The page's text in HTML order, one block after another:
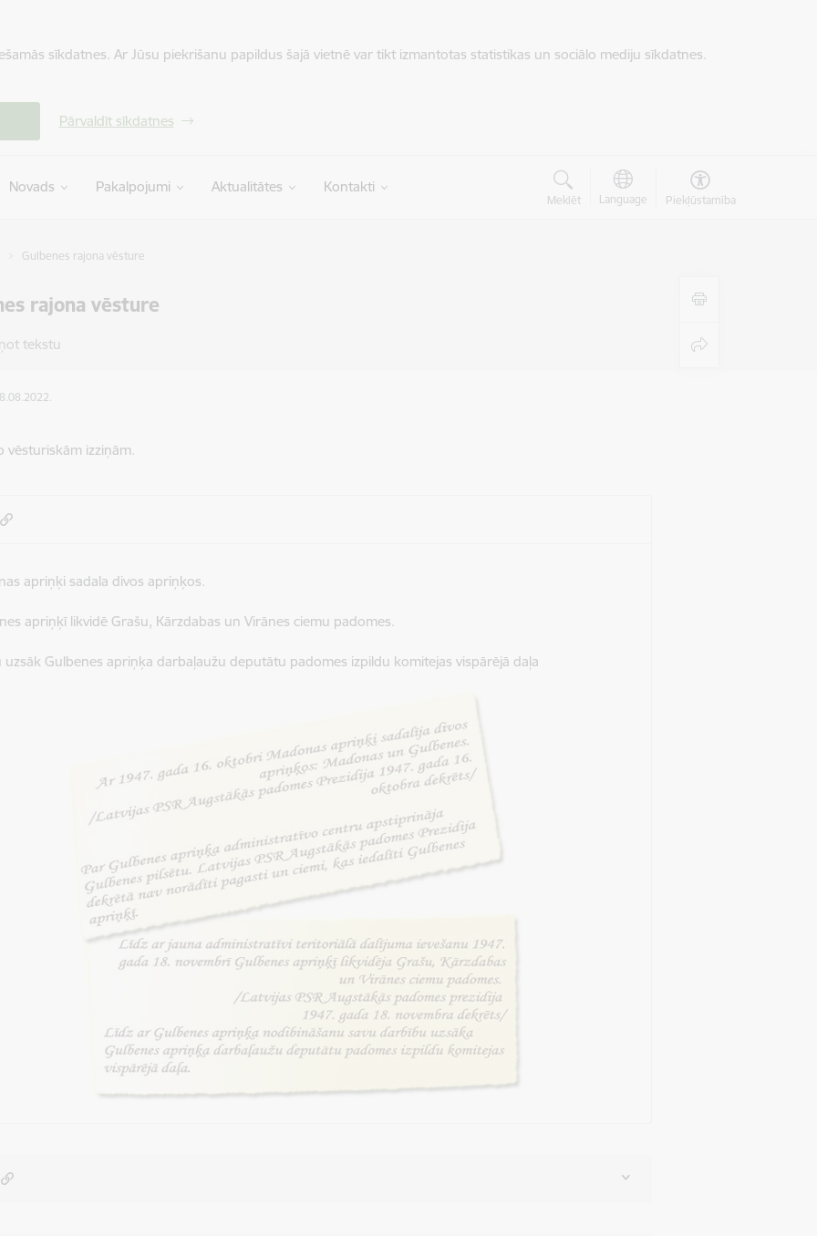
sīkdatnes. Ar Jūsu piekrišanu papildus šajā vietnē var tikt izmantotas statistikas un sociālo mediju sīkdatnes.
Pārvaldīt sīkdatnes
Novads Pakalpojumi Aktualitātes Kontakti
Meklēt Language Piekļūstamība
Gulbenes rajona vēsture
rajona vēsture
tekstu
vēsturiskām izziņām.
apriņķi sadala divos apriņķos.
apriņķī likvidē Grašu, Kārzdabas un Virānes ciemu padomes.
uzsāk Gulbenes apriņķa darbaļaužu deputātu padomes izpildu komitejas vispārējā daļa